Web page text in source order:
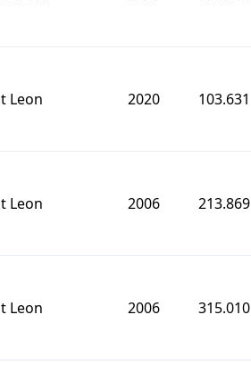
Leon 2020 103.631
Leon 2006 213.869
Leon 2006 315.010